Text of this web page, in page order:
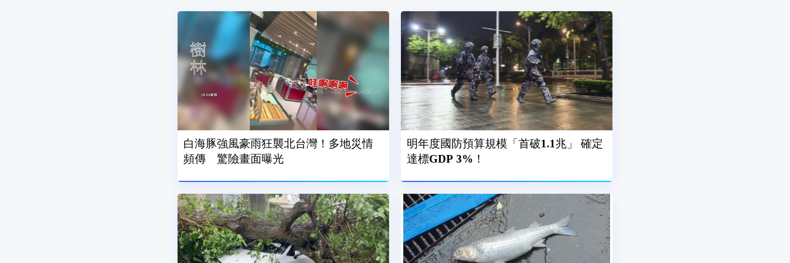
白海豚強風豪雨狂襲北台灣！多地災情
頻傳 驚險畫面曝光
明年度國防預算規模「首破1.1兆」 確定
達標GDP 3%！